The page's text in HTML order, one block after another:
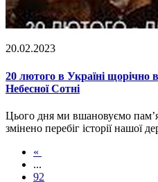
20.02.2023
20 лютого в Україні щорічно
Небесної Сотні
Цього дня ми вшановуємо
змінено перебіг історії нашої
«
...
92